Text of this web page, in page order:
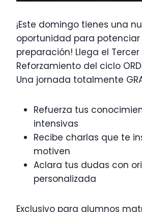
¡Este domingo tienes una
oportunidad para potenciar
preparación! Llega el
Reforzamiento del ciclo
Una jornada totalmente
Refuerza tus
intensivas
Recibe charlas que te
motiven
Aclara tus dudas con
personalizada
Exclusivo para alumnos